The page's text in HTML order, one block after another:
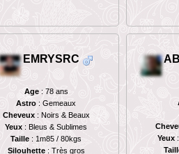
EMRYSRC
Age: 78 ans
Astro : Gemeaux
Cheveux: Noirs & Beaux
Yeux : Bleus & Sublimes
Taille : 1m85 / 80kgs
Silouhette: Très gros
Yeux: